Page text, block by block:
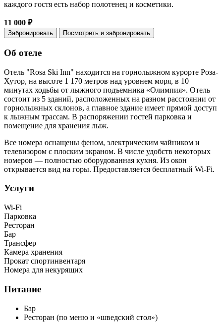
каждого гостя есть набор полотенец и косметики.
11 000 ₽
Забронировать Посмотреть и забронировать
Об отеле
Отель "Rosa Ski Inn" находится на горнолыжном курорте Роза-
Хутор, на высоте 1 170 метров над уровнем моря, в 10
минутах ходьбы от лыжного подъемника «Олимпия». Отель
состоит из 5 зданий, расположенных на разном расстоянии от
горнолыжных склонов, а главное здание имеет прямой доступ
к лыжным трассам. В распоряжении гостей парковка и
помещение для хранения лыж.
Все номера оснащены феном, электрическим чайником и
телевизором с плоским экраном. В числе удобств некоторых
номеров — полностью оборудованная кухня. Из окон
открывается вид на горы. Предоставляется бесплатный Wi-Fi.
Услуги
Wi-Fi
Парковка
Ресторан
Бар
Трансфер
Камера хранения
Прокат спортинвентаря
Номера для некурящих
Питание
Бар
Ресторан (по меню и «шведский стол»)